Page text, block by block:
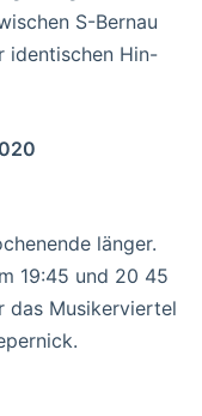
S-Bernau
identischen Hin-
länger.
19:45 und 20 45
das Musikerviertel